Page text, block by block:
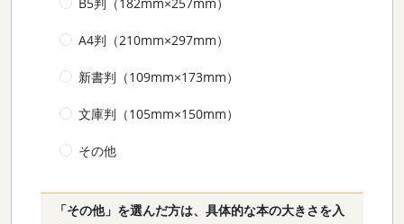
A4判（210mm×297mm）
新書判（109mm×173mm）
文庫判（105mm×150mm）
その他
「その他」を選んだ方は、具体的な本の大きさを入